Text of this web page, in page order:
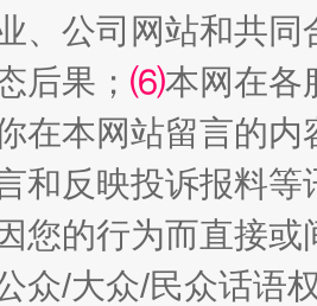
化重塑工作
、公司网站和共
后果； ⑹本网在各
在本网站留言的内
和反映投诉报料
您的行为而直接
众/大众/民众话语